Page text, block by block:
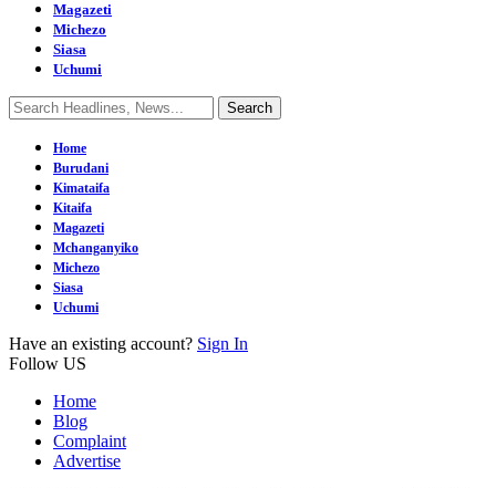
Magazeti
Michezo
Siasa
Uchumi
Home
Burudani
Kimataifa
Kitaifa
Magazeti
Mchanganyiko
Michezo
Siasa
Uchumi
Have an existing account? Sign In
Follow US
Home
Blog
Complaint
Advertise